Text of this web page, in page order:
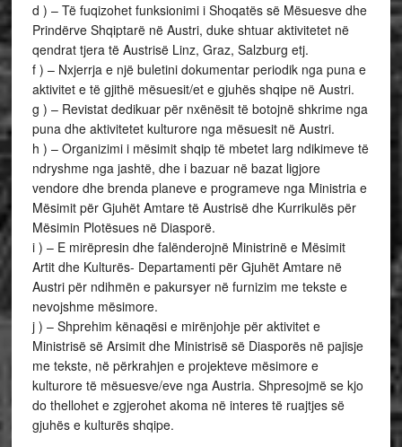
d ) – Të fuqizohet funksionimi i Shoqatës së Mësuesve dhe
Prindërve Shqiptarë në Austri, duke shtuar aktivitetet në
qendrat tjera të Austrisë Linz, Graz, Salzburg etj.
f ) – Nxjerrja e një buletini dokumentar periodik nga puna e
aktivitet e të gjithë mësuesit/et e gjuhës shqipe në Austri.
g ) – Revistat dedikuar për nxënësit të botojnë shkrime nga
puna dhe aktivitetet kulturore nga mësuesit në Austri.
h ) – Organizimi i mësimit shqip të mbetet larg ndikimeve të
ndryshme nga jashtë, dhe i bazuar në bazat ligjore
vendore dhe brenda planeve e programeve nga Ministria e
Mësimit për Gjuhët Amtare të Austrisë dhe Kurrikulës për
Mësimin Plotësues në Diasporë.
i ) – E mirëpresin dhe falënderojnë Ministrinë e Mësimit
Artit dhe Kulturës- Departamenti për Gjuhët Amtare në
Austri për ndihmën e pakursyer në furnizim me tekste e
nevojshme mësimore.
j ) – Shprehim kënaqësi e mirënjohje për aktivitet e
Ministrisë së Arsimit dhe Ministrisë së Diasporës në pajisje
me tekste, në përkrahjen e projekteve mësimore e
kulturore të mësuesve/eve nga Austria. Shpresojmë se kjo
do thellohet e zgjerohet akoma në interes të ruajtjes së
gjuhës e kulturës shqipe.